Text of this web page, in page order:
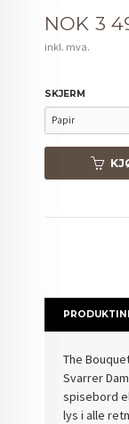
Pris
NOK 3
inkl. mva.
SKJERM
The
Svarrer
spisebord
lys i alle